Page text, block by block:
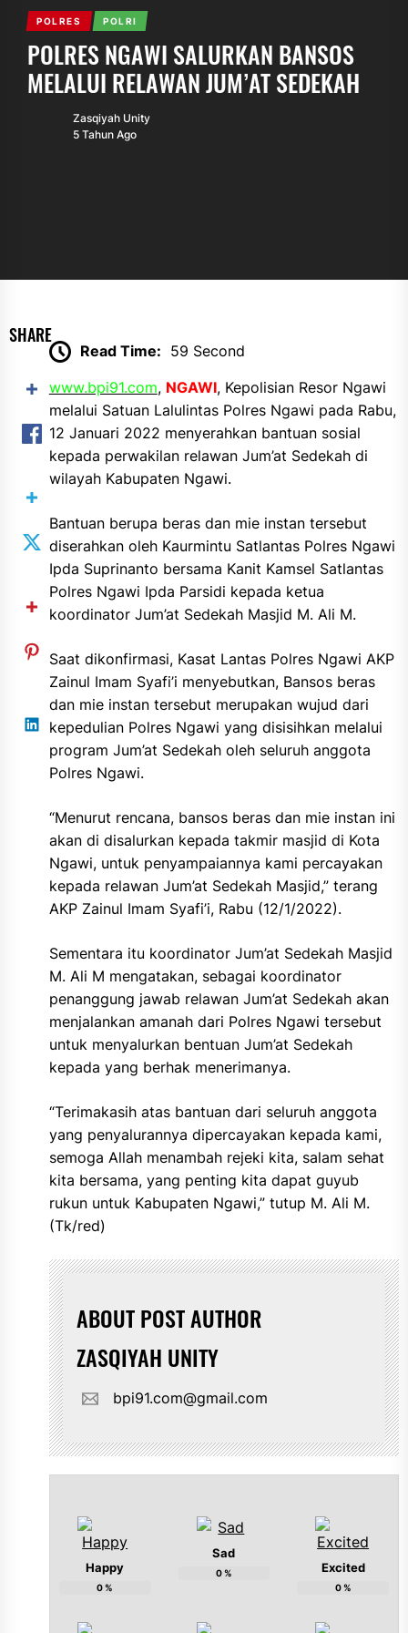
POLRES POLRI
POLRES NGAWI SALURKAN BANSOS
MELALUI RELAWAN JUM’AT SEDEKAH
Zasqiyah Unity
5 Tahun Ago
SHARE
Read Time: 59 Second
www.bpi91.com, NGAWI, Kepolisian Resor Ngawi
melalui Satuan Lalulintas Polres Ngawi pada Rabu,
12 Januari 2022 menyerahkan bantuan sosial
kepada perwakilan relawan Jum’at Sedekah di
wilayah Kabupaten Ngawi.
Bantuan berupa beras dan mie instan tersebut
diserahkan oleh Kaurmintu Satlantas Polres Ngawi
Ipda Suprinanto bersama Kanit Kamsel Satlantas
Polres Ngawi Ipda Parsidi kepada ketua
koordinator Jum’at Sedekah Masjid M. Ali M.
Saat dikonfirmasi, Kasat Lantas Polres Ngawi AKP
Zainul Imam Syafi’i menyebutkan, Bansos beras
dan mie instan tersebut merupakan wujud dari
kepedulian Polres Ngawi yang disisihkan melalui
program Jum’at Sedekah oleh seluruh anggota
Polres Ngawi.
“Menurut rencana, bansos beras dan mie instan ini
akan di disalurkan kepada takmir masjid di Kota
Ngawi, untuk penyampaiannya kami percayakan
kepada relawan Jum’at Sedekah Masjid,” terang
AKP Zainul Imam Syafi’i, Rabu (12/1/2022).
Sementara itu koordinator Jum’at Sedekah Masjid
M. Ali M mengatakan, sebagai koordinator
penanggung jawab relawan Jum’at Sedekah akan
menjalankan amanah dari Polres Ngawi tersebut
untuk menyalurkan bentuan Jum’at Sedekah
kepada yang berhak menerimanya.
“Terimakasih atas bantuan dari seluruh anggota
yang penyalurannya dipercayakan kepada kami,
semoga Allah menambah rejeki kita, salam sehat
kita bersama, yang penting kita dapat guyub
rukun untuk Kabupaten Ngawi,” tutup M. Ali M.
(Tk/red)
ABOUT POST AUTHOR
ZASQIYAH UNITY
bpi91.com@gmail.com
Happy
0%
Sad
0% Excited
0%